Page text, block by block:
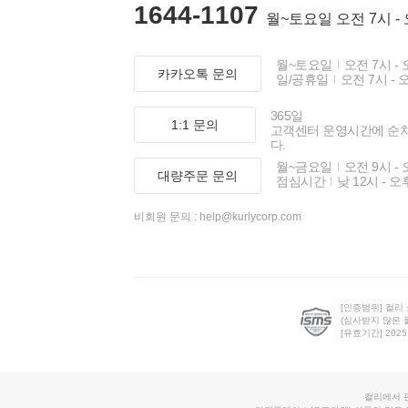
1644-1107 월~토요일 오전 7시 -
카카오톡 문의
월~토요일
오전 7시 -
일/공휴일
오전 7시 -
1:1 문의
365일
고객센터 운영시간에 순
다.
대량주문 문의
월~금요일
오전 9시 -
점심시간
낮 12시 - 오
비회원 문의 : help@kurlycorp.com
[인증범위] 컬리
(심사받지 않은
[유효기간]
컬리에서